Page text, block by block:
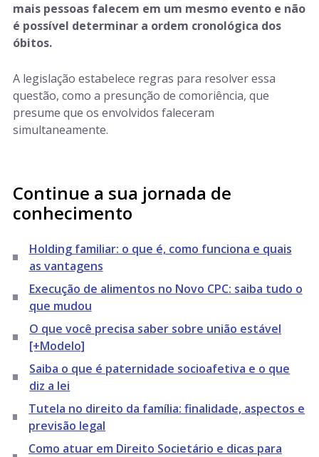
mais pessoas falecem em um mesmo evento e não
é possível determinar a ordem cronológica dos
óbitos.
A legislação estabelece regras para resolver essa
questão, como a presunção de comoriência, que
presume que os envolvidos faleceram
simultaneamente.
Continue a sua jornada de
conhecimento
Holding familiar: o que é, como funciona e quais
as vantagens
Execução de alimentos no Novo CPC: saiba tudo o
que mudou
O que você precisa saber sobre união estável
[+Modelo]
Saiba o que é paternidade socioafetiva e o que
diz a lei
Tutela no direito da família: finalidade, aspectos e
previsão legal
Como atuar em Direito Societário e dicas para